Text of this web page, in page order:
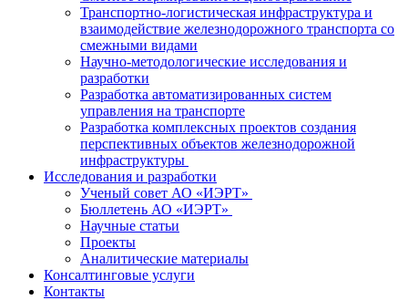
Транспортно-логистическая инфраструктура и
взаимодействие железнодорожного транспорта со
смежными видами
Научно-методологические исследования и
разработки
Разработка автоматизированных систем
управления на транспорте
Разработка комплексных проектов создания
перспективных объектов железнодорожной
инфраструктуры
Исследования и разработки
Ученый совет АО «ИЭРТ»
Бюллетень АО «ИЭРТ»
Научные статьи
Проекты
Аналитические материалы
Консалтинговые услуги
Контакты